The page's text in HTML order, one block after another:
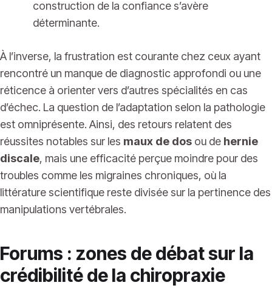
construction de la confiance s’avère
déterminante.
À l’inverse, la frustration est courante chez ceux ayant
rencontré un manque de diagnostic approfondi ou une
réticence à orienter vers d’autres spécialités en cas
d’échec. La question de l’adaptation selon la pathologie
est omniprésente. Ainsi, des retours relatent des
réussites notables sur les maux de dos ou de hernie
discale, mais une efficacité perçue moindre pour des
troubles comme les migraines chroniques, où la
littérature scientifique reste divisée sur la pertinence des
manipulations vertébrales.
Forums : zones de débat sur la
crédibilité de la chiropraxie